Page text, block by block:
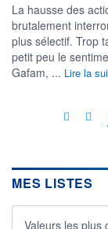
La hausse des
brutalement
plus sélectif. Trop
petit peu le
Gafam, ... Lire la
MES LISTES
Valeurs les plus